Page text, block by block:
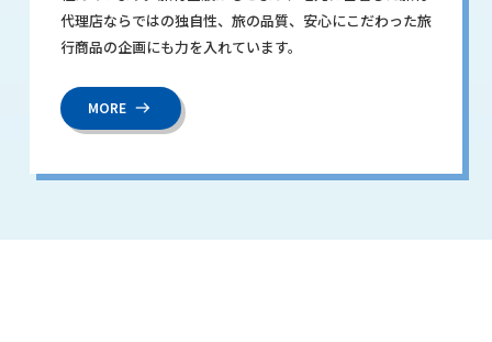
代理店ならではの独自性、旅の品質、安心にこだわった旅
行商品の企画にも力を入れています。
MORE